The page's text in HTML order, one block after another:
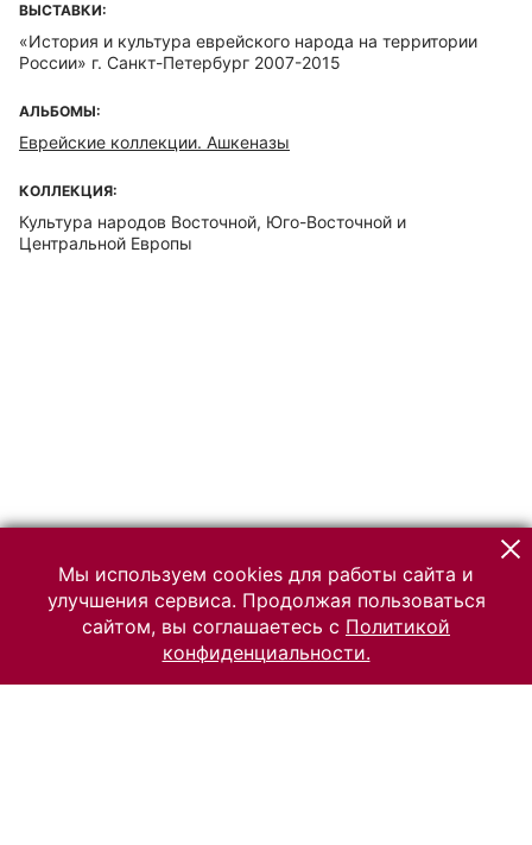
ВЫСТАВКИ:
«История и культура еврейского народа на территории
России» г. Санкт-Петербург 2007-2015
АЛЬБОМЫ:
Еврейские коллекции. Ашкеназы
КОЛЛЕКЦИЯ:
Культура народов Восточной, Юго-Восточной и
Центральной Европы
Мы используем cookies для работы сайта и
улучшения сервиса. Продолжая пользоваться
сайтом, вы соглашаетесь с Политикой
конфиденциальности.